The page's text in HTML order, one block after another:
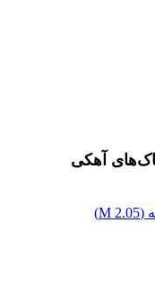
آهکی
(
2.05 M
)